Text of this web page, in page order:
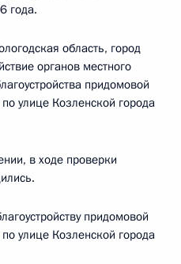
года.
область, город
органов местного
придомовой
улице Козленской города
в ходе проверки
придомовой
улице Козленской города